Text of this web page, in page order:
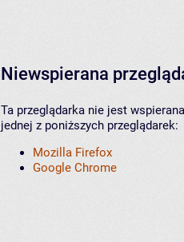
Niewspierana
Ta przeglądarka nie jest
jednej z poniższych przeglądarek:
Mozilla Firefox
Google Chrome